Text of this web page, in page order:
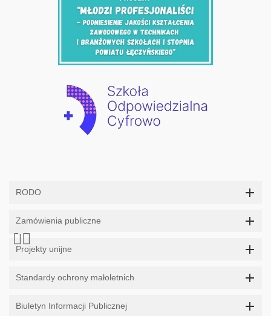
RODO
Zamówienia publiczne
Projekty unijne
Standardy ochrony małoletnich
Biuletyn Informacji Publicznej